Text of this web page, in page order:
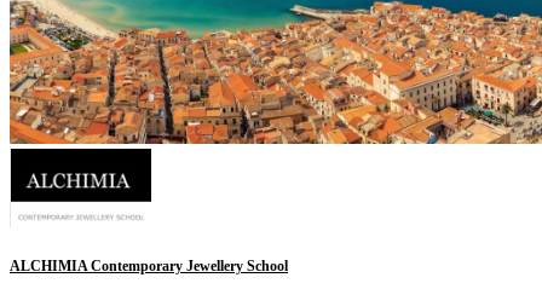
ALCHIMIA Contemporary Jewellery School